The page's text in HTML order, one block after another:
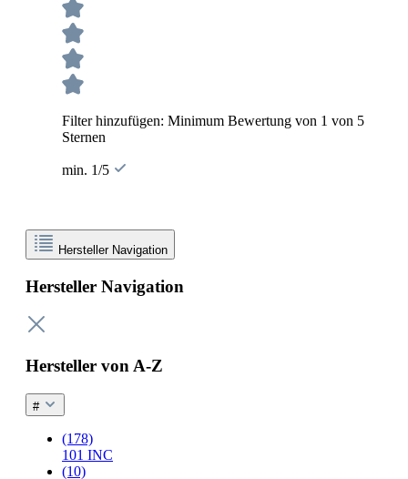
Filter hinzufügen: Minimum Bewertung von 1 von 5
Sternen
min. 1/5
Hersteller Navigation
Hersteller Navigation
Hersteller von A-Z
#
(178)
101 INC
(10)